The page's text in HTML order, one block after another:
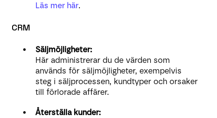
Läs mer här.
CRM
Säljmöjligheter:
Här administrerar du de värden som
används för säljmöjligheter, exempelvis
steg i säljprocessen, kundtyper och orsaker
till förlorade affärer.
Återställa kunder: